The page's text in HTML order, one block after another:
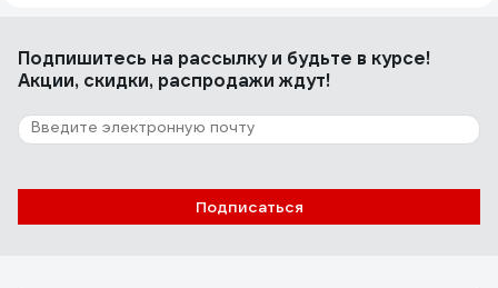
Подпишитесь на рассылкуи будьте в курсе!
Акции, скидки, распродажи ждут!
Подписаться